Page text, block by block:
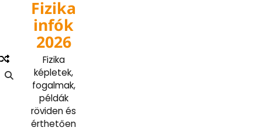
content
Fizika
infók
2026
Fizika
képletek,
fogalmak,
példák
röviden és
érthetően